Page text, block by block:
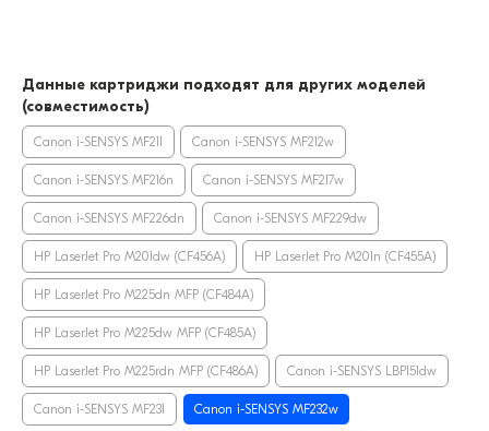
Данные картриджи подходят для других моделей
(совместимость)
Canon i-SENSYS MF211 Canon i-SENSYS MF212w
Canon i-SENSYS MF216n Canon i-SENSYS MF217w
Canon i-SENSYS MF226dn Canon i-SENSYS MF229dw
HP LaserJet Pro M201dw (CF456A) HP LaserJet Pro M201n (CF455A)
HP LaserJet Pro M225dn MFP (CF484A)
HP LaserJet Pro M225dw MFP (CF485A)
HP LaserJet Pro M225rdn MFP (CF486A) Canon i-SENSYS LBP151dw
Canon i-SENSYS MF231 Canon i-SENSYS MF232w